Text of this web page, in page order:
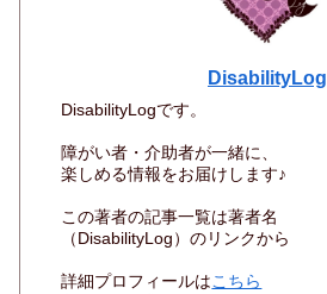
DisabilityLog
DisabilityLogです。
障がい者・介助者が一緒に、
楽しめる情報をお届けします♪
この著者の記事一覧は著者名
（DisabilityLog）のリンクから
詳細プロフィールはこちら